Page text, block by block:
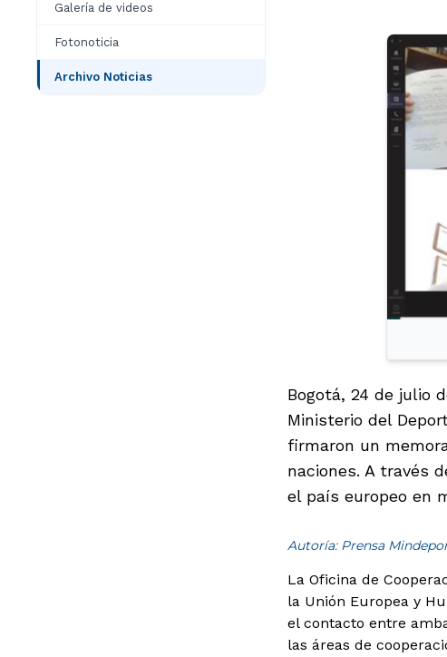
Galería de videos
Fotonoticia
Archivo Noticias
Bogotá, 24 de julio
Ministerio del
firmaron un
naciones. A través
el país europeo en
Autoría: Prensa
La Oficina de
la Unión Europea y
el contacto entre
las áreas de